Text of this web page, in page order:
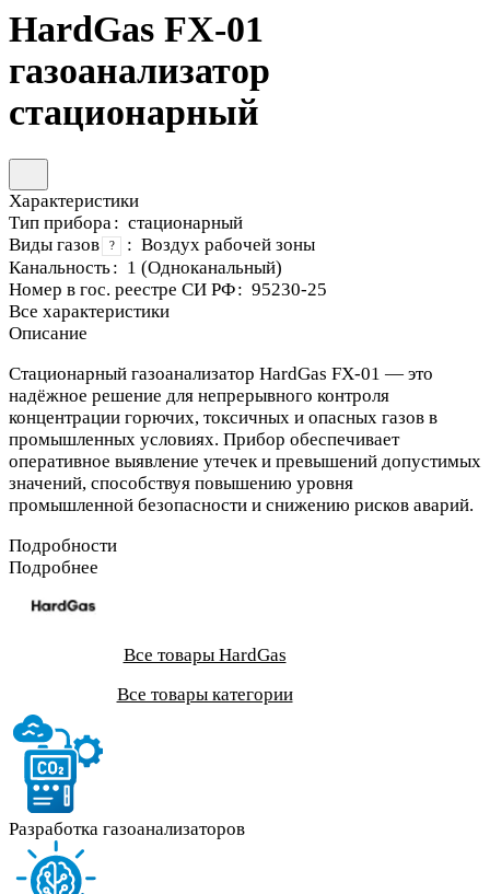
HardGas FX-01
газоанализатор
стационарный
Характеристики
Тип прибора : стационарный
Виды газов
? : Воздух рабочей зоны
Канальность: 1 (Одноканальный)
Номер в гос. реестре СИ РФ: 95230-25
Все характеристики
Описание
Стационарный газоанализатор HardGas FX-01 — это
надёжное решение для непрерывного контроля
концентрации горючих, токсичных и опасных газов в
промышленных условиях. Прибор обеспечивает
оперативное выявление утечек и превышений допустимых
значений, способствуя повышению уровня
промышленной безопасности и снижению рисков аварий.
Подробности
Подробнее
Все товары HardGas
Все товары категории
Разработка газоанализаторов